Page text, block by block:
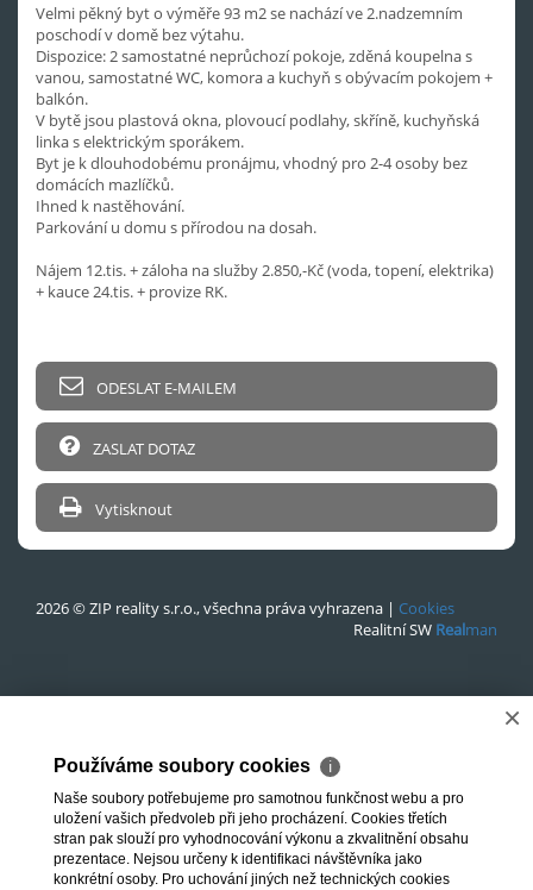
Velmi pěkný byt o výměře 93 m2 se nachází ve 2.nadzemním
poschodí v domě bez výtahu.
Dispozice: 2 samostatné neprůchozí pokoje, zděná koupelna s
vanou, samostatné WC, komora a kuchyň s obývacím pokojem +
balkón.
V bytě jsou plastová okna, plovoucí podlahy, skříně, kuchyňská
linka s elektrickým sporákem.
Byt je k dlouhodobému pronájmu, vhodný pro 2-4 osoby bez
domácích mazlíčků.
Ihned k nastěhování.
Parkování u domu s přírodou na dosah.
Nájem 12.tis. + záloha na služby 2.850,-Kč (voda, topení, elektrika)
+ kauce 24.tis. + provize RK.
ODESLAT E-MAILEM
ZASLAT DOTAZ
Vytisknout
2026 © ZIP reality s.r.o., všechna práva vyhrazena | Cookies
Realitní SW Realman
×
Používáme soubory cookies ℹ
Naše soubory potřebujeme pro samotnou funkčnost webu a pro
uložení vašich předvoleb při jeho procházení. Cookies třetích
stran pak slouží pro vyhodnocování výkonu a zkvalitnění obsahu
prezentace. Nejsou určeny k identifikaci návštěvníka jako
konkrétní osoby. Pro uchování jiných než technických cookies